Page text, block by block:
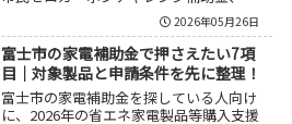
小企業向けの省エネ改修支援の違いを先
に整理するのが近道です。対象者、対象
設備、申請の順番、購入先や工事先の条
件、国の住宅省エネ制度との見分け方ま
で把握しておくと、自分に合う制度を判
断しやすくなります。
2026年05月26日
富士市の家電補助金で押さえたい7項
目｜対象製品と申請条件を先に整理！
富士市の家電補助金を探している人向け
に、2026年の省エネ家電製品等購入支援